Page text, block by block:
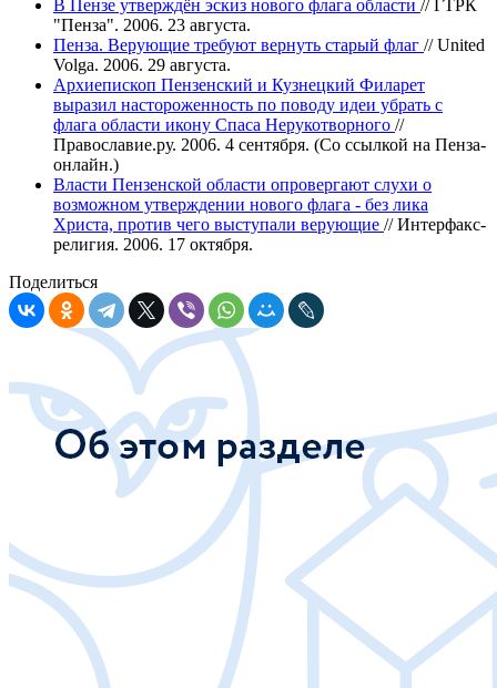
В Пензе утверждён эскиз нового флага области // ГТРК
"Пенза". 2006. 23 августа.
Пенза. Верующие требуют вернуть старый флаг // United
Volga. 2006. 29 августа.
Архиепископ Пензенский и Кузнецкий Филарет
выразил настороженность по поводу идеи убрать с
флага области икону Спаса Нерукотворного //
Православие.ру. 2006. 4 сентября. (Со ссылкой на Пенза-
онлайн.)
Власти Пензенской области опровергают слухи о
возможном утверждении нового флага - без лика
Христа, против чего выступали верующие // Интерфакс-
религия. 2006. 17 октября.
Поделиться